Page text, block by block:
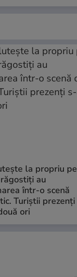
la propriu pe
au
într-o scenă
Turiștii prezenți
ori